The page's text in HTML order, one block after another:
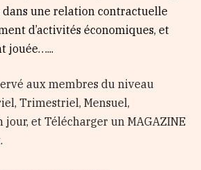
une relation contractuelle
d’activités économiques, et
jouée…...
aux membres du niveau
Trimestriel, Mensuel,
jour, et Télécharger un MAGAZINE